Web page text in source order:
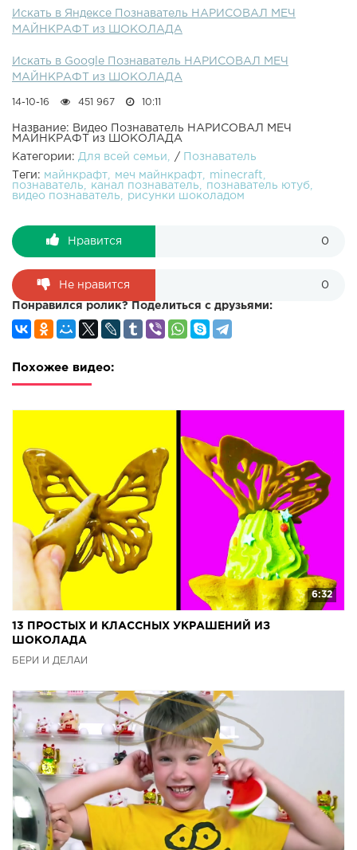
VK Познаватель: ---------✔Все Ютюберы из шоколада
*****************************3D РУЧКА И МЕЧ МАЙНКРАФТ
Искать в Яндексе Познаватель НАРИСОВАЛ МЕЧ
МАЙНКРАФТ из ШОКОЛАДА
Искать в Google Познаватель НАРИСОВАЛ МЕЧ
МАЙНКРАФТ из ШОКОЛАДА
14-10-16 451 967 10:11
Название: Видео Познаватель НАРИСОВАЛ МЕЧ
МАЙНКРАФТ из ШОКОЛАДА
Категории: Для всей семьи /
Познаватель
Теги: майнкрафт меч майнкрафт
minecraft
познаватель
канал познаватель
познаватель ютуб
видео познаватель
рисунки шоколадом
Нравится 0
Не нравится 0
Понравился ролик? Поделиться с друзьями:
Похожее видео:
6:32
13 ПРОСТЫХ И КЛАССНЫХ УКРАШЕНИЙ ИЗ
ШОКОЛАДА
БЕРИ И ДЕЛАЙ